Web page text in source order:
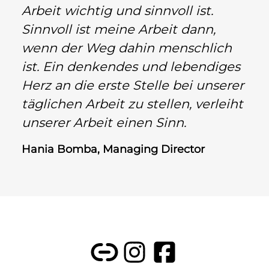
Arbeit wichtig und sinnvoll ist.
Sinnvoll ist meine Arbeit dann,
wenn der Weg dahin menschlich
ist. Ein denkendes und lebendiges
Herz an die erste Stelle bei unserer
täglichen Arbeit zu stellen, verleiht
unserer Arbeit einen Sinn.
Hania Bomba, Managing Director